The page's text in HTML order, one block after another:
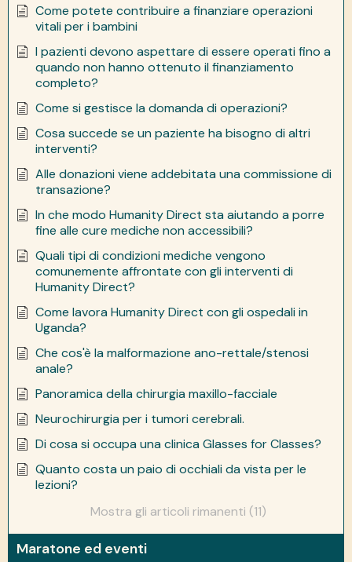
Come potete contribuire a finanziare operazioni
vitali per i bambini
I pazienti devono aspettare di essere operati fino a
quando non hanno ottenuto il finanziamento
completo?
Come si gestisce la domanda di operazioni?
Cosa succede se un paziente ha bisogno di altri
interventi?
Alle donazioni viene addebitata una commissione di
transazione?
In che modo Humanity Direct sta aiutando a porre
fine alle cure mediche non accessibili?
Quali tipi di condizioni mediche vengono
comunemente affrontate con gli interventi di
Humanity Direct?
Come lavora Humanity Direct con gli ospedali in
Uganda?
Che cos'è la malformazione ano-rettale/stenosi
anale?
Panoramica della chirurgia maxillo-facciale
Neurochirurgia per i tumori cerebrali.
Di cosa si occupa una clinica Glasses for Classes?
Quanto costa un paio di occhiali da vista per le
lezioni?
Mostra gli articoli rimanenti (11)
Maratone ed eventi